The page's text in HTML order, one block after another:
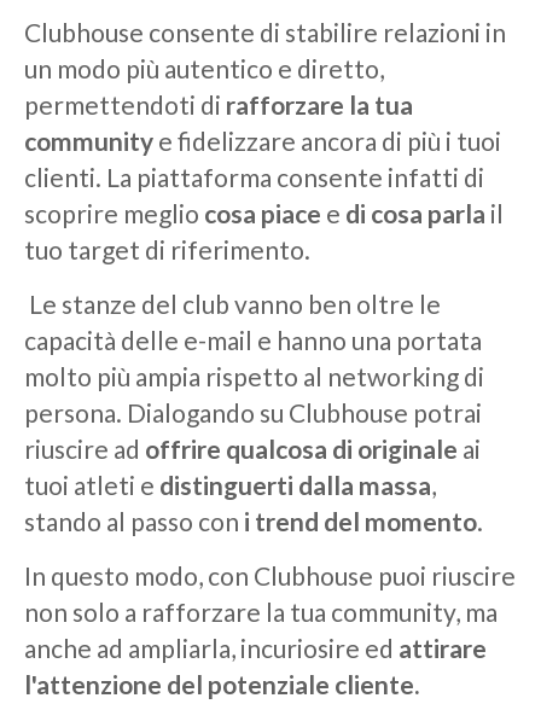
Clubhouse consente di stabilire relazioni in
un modo più autentico e diretto,
permettendoti di rafforzare la tua
community e fidelizzare ancora di più i tuoi
clienti. La piattaforma consente infatti di
scoprire meglio cosa piace e di cosa parla il
tuo target di riferimento.
Le stanze del club vanno ben oltre le
capacità delle e-mail e hanno una portata
molto più ampia rispetto al networking di
persona. Dialogando su Clubhouse potrai
riuscire ad offrire qualcosa di originale ai
tuoi atleti e distinguerti dalla massa,
stando al passo con i trend del momento.
In questo modo, con Clubhouse puoi riuscire
non solo a rafforzare la tua community, ma
anche ad ampliarla, incuriosire ed attirare
l'attenzione del potenziale cliente.